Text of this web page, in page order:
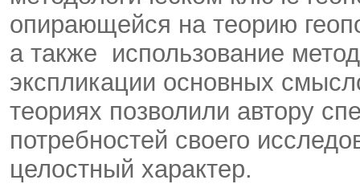
опирающейся на теорию
а также использование
экспликации основных
теориях позволили автору
потребностей своего
целостный характер.